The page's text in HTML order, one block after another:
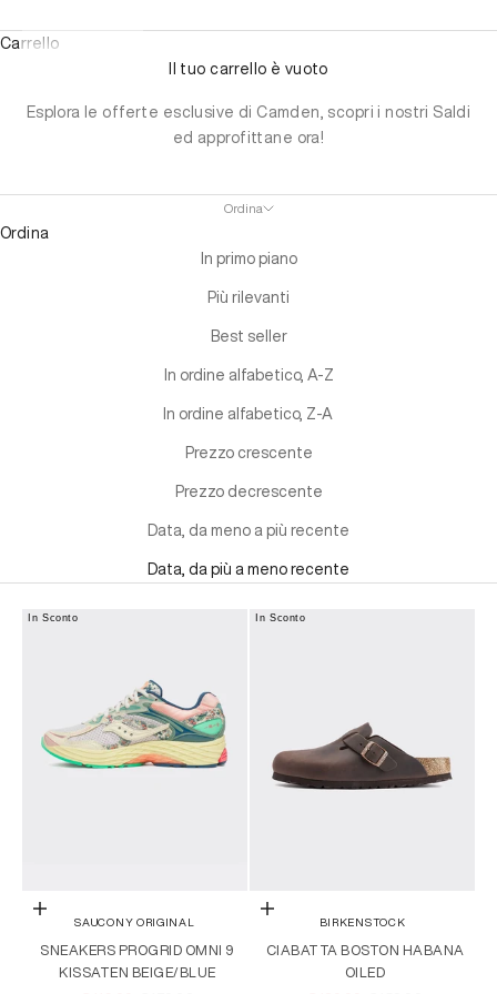
Carrello
Il tuo carrello è vuoto
Esplora le offerte esclusive di Camden, scopri i nostri Saldi
ed approfittane ora!
Ordina
Ordina
In primo piano
Più rilevanti
Best seller
In ordine alfabetico, A-Z
In ordine alfabetico, Z-A
Prezzo crescente
Prezzo decrescente
Data, da meno a più recente
Data, da più a meno recente
In Sconto
Scegli le opzioni
SAUCONY ORIGINAL
SNEAKERS PROGRID OMNI 9
KISSATEN BEIGE/BLUE
In Sconto
Scegli le opzioni
BIRKENSTOCK
CIABATTA BOSTON HABANA
OILED